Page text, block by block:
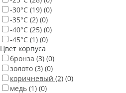
-30°С (19) (0)
-35°С (2) (0)
-40°С (25) (0)
-45°С (1) (0)
Цвет корпуса
бронза (3) (0)
золото (3) (0)
коричневый (2) (0)
медь (1) (0)